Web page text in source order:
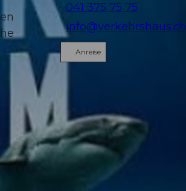
041 375 75 75
info@verkehrshaus.ch
Anreise